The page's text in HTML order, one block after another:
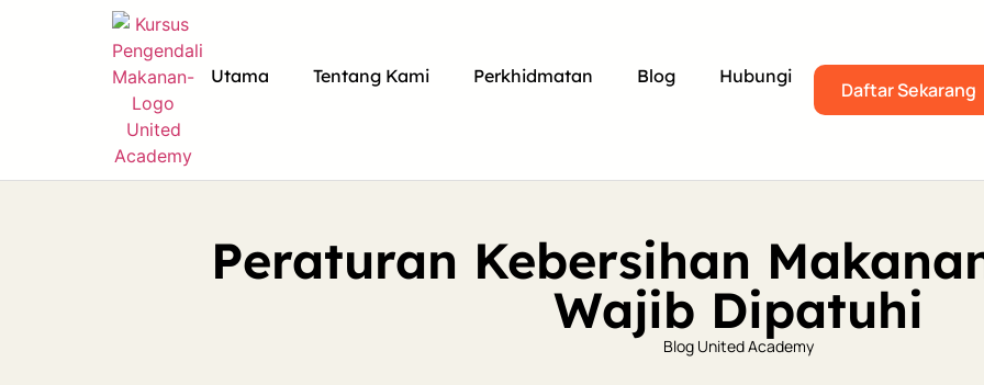
Utama Tentang Kami Perkhidmatan Blog Hubungi
Daftar Sekarang
Peraturan Kebersihan
Wajib Dipatuhi
Blog United Academy